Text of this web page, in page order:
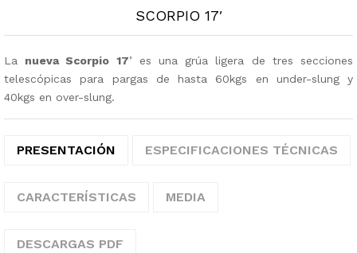
SCORPIO 17′
La nueva Scorpio 17’ es una grúa ligera de tres secciones
telescópicas para pargas de hasta 60kgs en under-slung y
40kgs en over-slung.
PRESENTACIÓN ESPECIFICACIONES TÉCNICAS
CARACTERÍSTICAS MEDIA
DESCARGAS PDF